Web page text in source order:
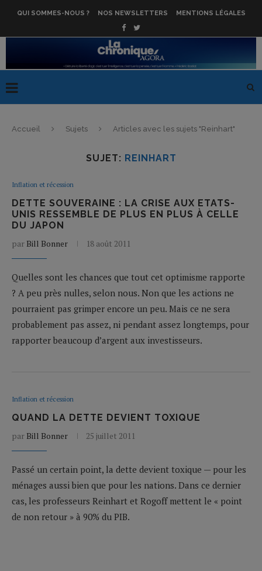
QUI SOMMES-NOUS ? NOS NEWSLETTERS MENTIONS LÉGALES
Accueil Sujets Articles avec les sujets "Reinhart"
SUJET: REINHART
Inflation et récession
DETTE SOUVERAINE : LA CRISE AUX ETATS-
UNIS RESSEMBLE DE PLUS EN PLUS À CELLE
DU JAPON
par Bill Bonner 18 août 2011
Quelles sont les chances que tout cet optimisme rapporte
? A peu près nulles, selon nous. Non que les actions ne
pourraient pas grimper encore un peu. Mais ce ne sera
probablement pas assez, ni pendant assez longtemps, pour
rapporter beaucoup d’argent aux investisseurs.
Inflation et récession
QUAND LA DETTE DEVIENT TOXIQUE
par Bill Bonner 25 juillet 2011
Passé un certain point, la dette devient toxique — pour les
ménages aussi bien que pour les nations. Dans ce dernier
cas, les professeurs Reinhart et Rogoff mettent le « point
de non retour » à 90% du PIB.